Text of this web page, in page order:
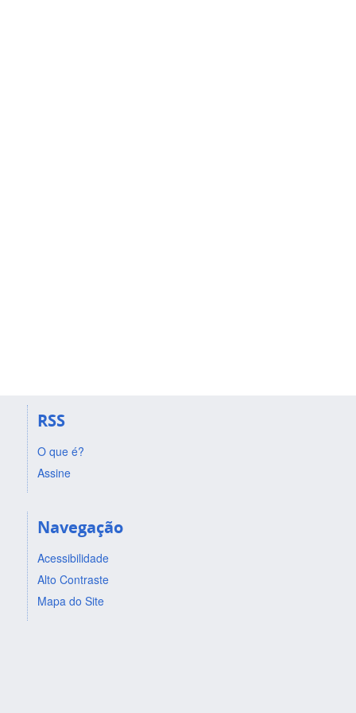
RSS
O que é?
Assine
Navegação
Acessibilidade
Alto Contraste
Mapa do Site